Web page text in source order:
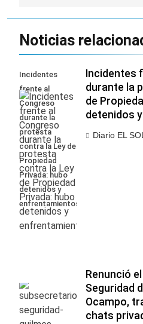
Noticias
Incidentes
frente al
Congreso
durante la
protesta
contra la Ley de
Propiedad
Privada: hubo
detenidos y
enfrentamientos
Incidentes
durante la
de
detenidos
Diario EL SOL
Renunció
Seguridad
Ocampo,
chats